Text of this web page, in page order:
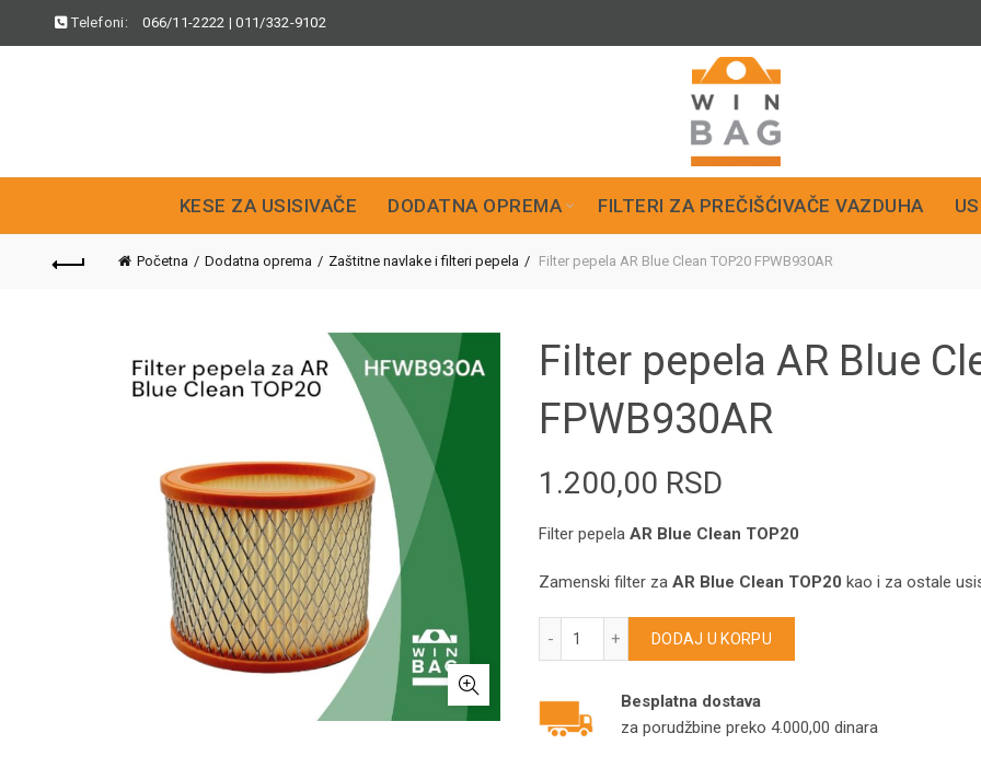
Telefoni: 066/11-2222 |011/332-9102
KESE ZA USISIVAČE DODATNA OPREMA FILTERI ZA PREČIŠĆIVAČE VAZDUHA
Početna Dodatna oprema Zaštitne navlake i filteri pepela Filter pepela AR Blue Clean TOP20 FPWB930AR
Filter pepela AR Blue
FPWB930AR
1.200,00 RSD
Filter pepela AR Blue Clean TOP20
Zamenski filter za AR Blue Clean TOP20 kao i za ostale
DODAJ U KORPU
Besplatna dostava
za porudžbine preko 4.000,00 dinara